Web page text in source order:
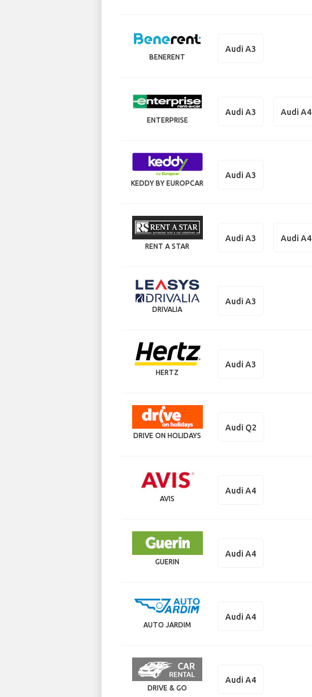
BENERENT
Audi A3
ENTERPRISE
Audi A3 Audi A4
KEDDY BY EUROPCAR
Audi A3
RENT A STAR
Audi A3 Audi A4
DRIVALIA
Audi A3
HERTZ
Audi A3
DRIVE ON HOLIDAYS
Audi Q2
AVIS
Audi A4
GUERIN
Audi A4
AUTO JARDIM
Audi A4
DRIVE & GO
Audi A4